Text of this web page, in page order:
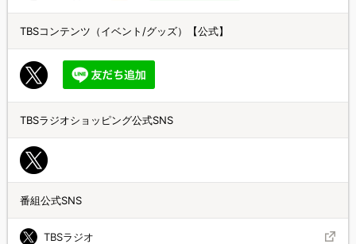
TBSコンテンツ（イベント/グッズ）【公式】
TBSラジオショッピング公式SNS
番組公式SNS
TBSラジオ